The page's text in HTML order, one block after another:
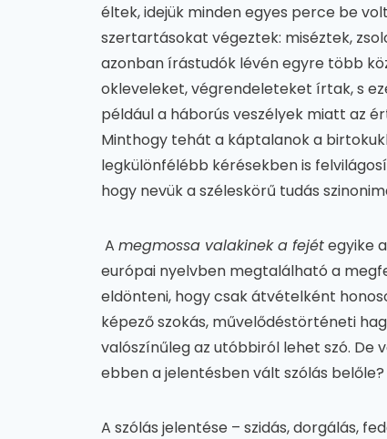
éltek, idejük minden egyes perce be
szertartásokat végeztek: miséztek,
azonban írástudók lévén egyre több
okleveleket, végrendeleteket írtak, s
például a háborús veszélyek miatt az
Minthogy tehát a káptalanok a
legkülönfélébb kérésekben is
hogy nevük a széleskörű tudás
A megmossa valakinek a fejétegyike
európai nyelvben megtalálható a
eldönteni, hogy csak átvételként
képező szokás, művelődéstörténeti
valószínűleg az utóbbiról lehet szó. De
ebben a jelentésben vált szólás belőle?
A szólás jelentése – szidás, dorgálás,